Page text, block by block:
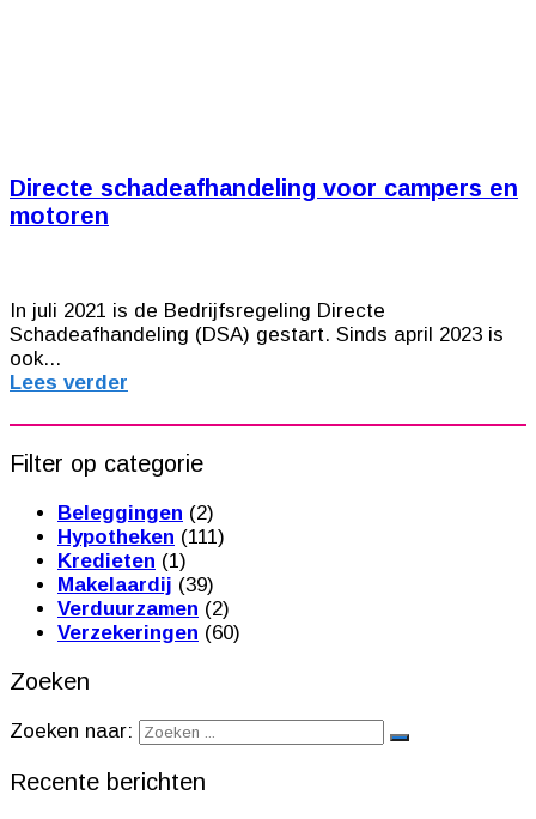
Directe schadeafhandeling voor campers en
motoren
In juli 2021 is de Bedrijfsregeling Directe
Schadeafhandeling (DSA) gestart. Sinds april 2023 is
ook...
Lees verder
Filter op categorie
Beleggingen (2)
Hypotheken (111)
Kredieten (1)
Makelaardij (39)
Verduurzamen (2)
Verzekeringen (60)
Zoeken
Zoeken naar:
Recente berichten